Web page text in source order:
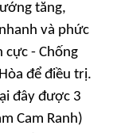
tăng,
và phức
cực - Chống
để điều trị.
đây được 3
Cam Ranh)